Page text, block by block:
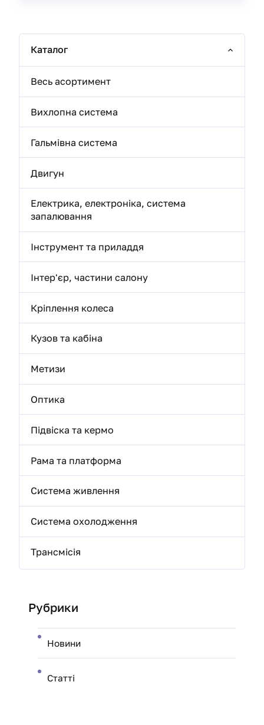
Каталог
Весь асортимент
Вихлопна система
Гальмівна система
Двигун
Електрика, електроніка, система
запалювання
Інструмент та приладдя
Інтер'єр, частини салону
Кріплення колеса
Кузов та кабіна
Метизи
Оптика
Підвіска та кермо
Рама та платформа
Система живлення
Система охолодження
Трансмісія
Рубрики
Новини
Статті